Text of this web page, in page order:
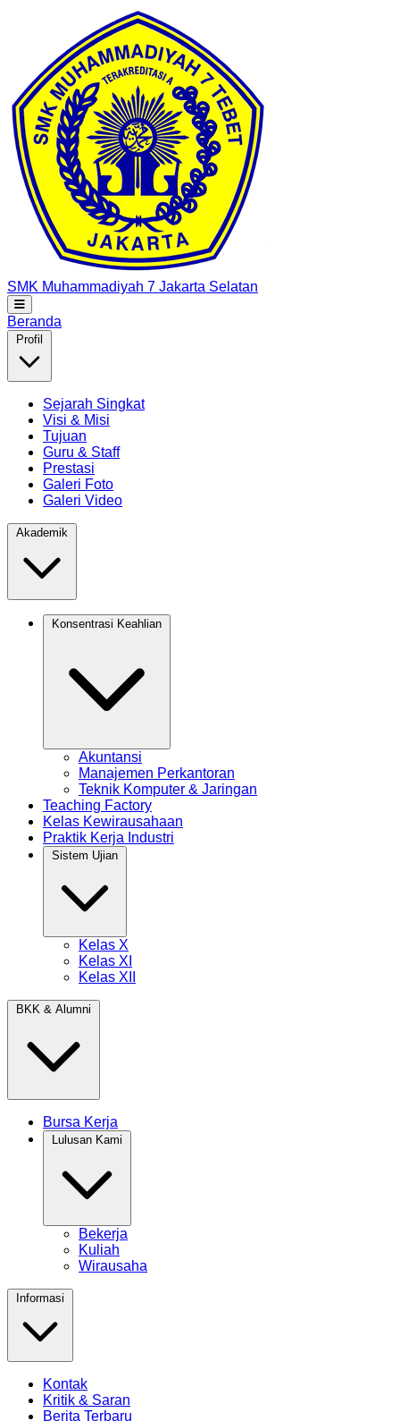
SMK Muhammadiyah 7 Jakarta Selatan
Beranda
Sejarah Singkat
Visi & Misi
Tujuan
Guru & Staff
Prestasi
Galeri Foto
Galeri Video
Akuntansi
Manajemen Perkantoran
Teknik Komputer & Jaringan
Teaching Factory
Kelas Kewirausahaan
Praktik Kerja Industri
Kelas X
Kelas XI
Kelas XII
Bursa Kerja
Bekerja
Kuliah
Wirausaha
Kontak
Kritik & Saran
Berita Terbaru